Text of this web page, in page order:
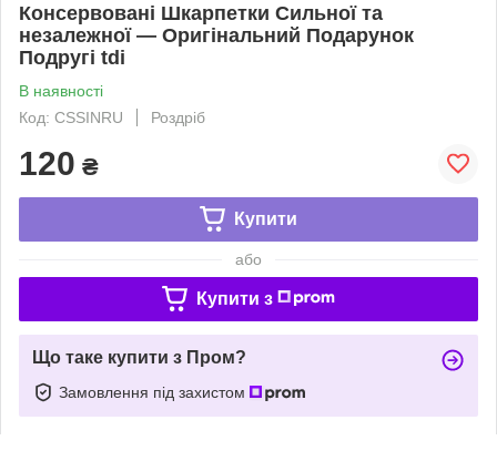
Консервовані Шкарпетки Сильної та
незалежної — Оригінальний Подарунок
Подругі tdi
В наявності
Код: CSSINRU
Роздріб
120 ₴
Купити
або
Купити з
Що таке купити з Пром?
Замовлення під захистом